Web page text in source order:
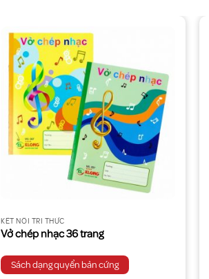
KẾT NỐI TRI THỨC
Vở chép nhạc 36 trang
Sách dạng quyển bản cứng